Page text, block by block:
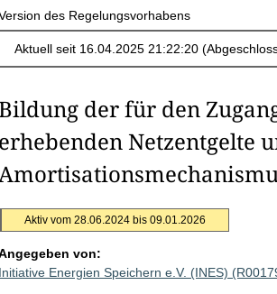
des Regelungsvorhabens
der für den
erhebenden Netzentgelte
Aktiv vom 28.06.2024 bis 09.01.2026
von:
Initiative Energien Speichern e.V. (INES)